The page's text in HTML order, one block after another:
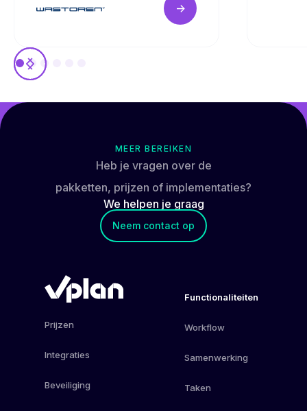
->
MEER BEREIKEN
Heb je vragen over de
pakketten, prijzen of implementaties?
We helpen je graag
Neem contact op
Prijzen
Integraties
Beveiliging
Functionaliteiten
Workflow
Samenwerking
Taken